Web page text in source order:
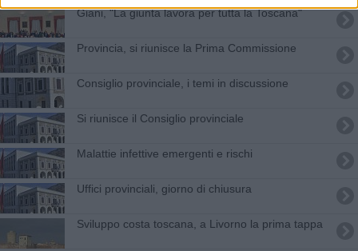
Giani, "La giunta lavora per tutta la Toscana"
Provincia, si riunisce la Prima Commissione
Consiglio provinciale, i temi in discussione
Si riunisce il Consiglio provinciale
Malattie infettive emergenti e rischi
Uffici provinciali, giorno di chiusura
Sviluppo costa toscana, a Livorno la prima tappa